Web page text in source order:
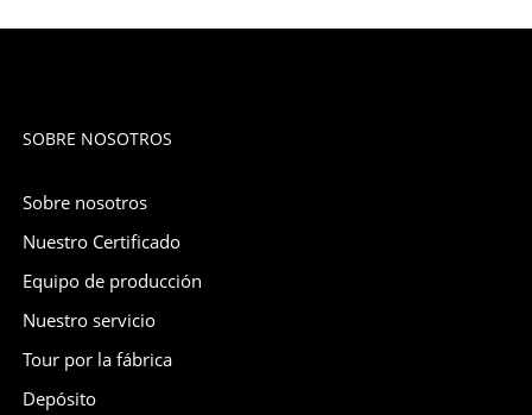
SOBRE NOSOTROS
Sobre nosotros
Nuestro Certificado
Equipo de producción
Nuestro servicio
Tour por la fábrica
Depósito